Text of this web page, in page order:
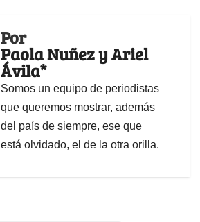
Por
Paola Nuñez y Ariel
Ávila*
Somos un equipo de periodistas
que queremos mostrar, además
del país de siempre, ese que
está olvidado, el de la otra orilla.